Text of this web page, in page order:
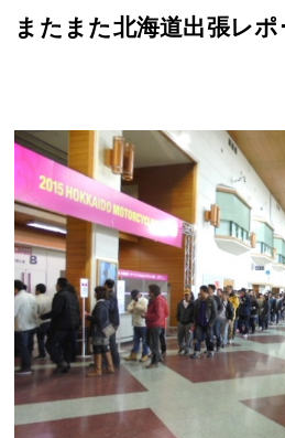
またまた北海道出張レポ